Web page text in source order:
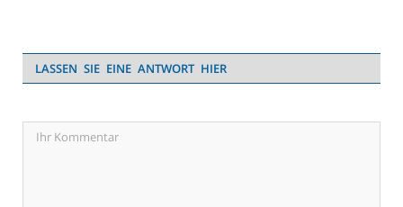
LASSEN SIE EINE ANTWORT HIER